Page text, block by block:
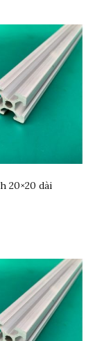
20×20 dài